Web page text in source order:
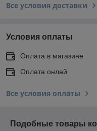
Все условия доставки
Условия оплаты
Оплата в магазине
Оплата онлай
Все условия оплаты
Подобные товары